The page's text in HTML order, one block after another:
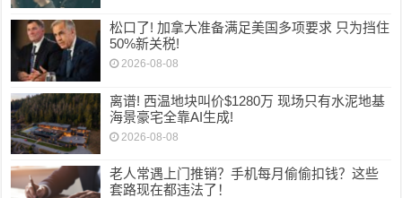
松口了! 加拿大准备满足美国多项要求 只为挡住
50%新关税!
2026-08-08
离谱! 西温地块叫价$1280万 现场只有水泥地基
海景豪宅全靠AI生成!
2026-08-08
老人常遇上门推销？手机每月偷偷扣钱？这些
套路现在都违法了！